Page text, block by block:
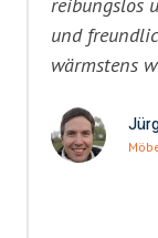
und
wärmstens